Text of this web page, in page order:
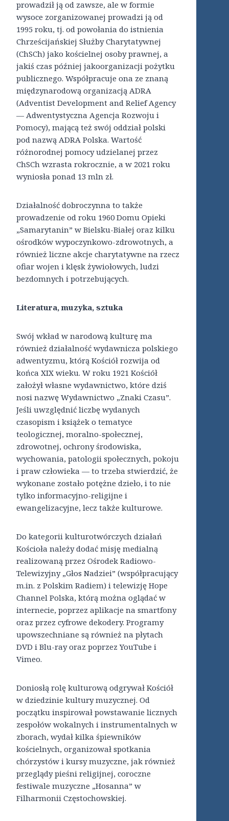
prowadził ją od zawsze, ale w formie
wysoce zorganizowanej prowadzi ją od
1995 roku, tj. od powołania do istnienia
Chrześcijańskiej Służby Charytatywnej
(ChSCh) jako kościelnej osoby prawnej, a
jakiś czas później jakoorganizacji pożytku
publicznego. Współpracuje ona ze znaną
międzynarodową organizacją ADRA
(Adventist Development and Relief Agency
— Adwentystyczna Agencja Rozwoju i
Pomocy), mającą też swój oddział polski
pod nazwą ADRA Polska. Wartość
różnorodnej pomocy udzielanej przez
ChSCh wzrasta rokrocznie, a w 2021 roku
wyniosła ponad 13 mln zł.
Działalność dobroczynna to także
prowadzenie od roku 1960 Domu Opieki
„Samarytanin” w Bielsku-Białej oraz kilku
ośrodków wypoczynkowo-zdrowotnych, a
również liczne akcje charytatywne na rzecz
ofiar wojen i klęsk żywiołowych, ludzi
bezdomnych i potrzebujących.
Literatura, muzyka, sztuka
Swój wkład w narodową kulturę ma
również działalność wydawnicza polskiego
adwentyzmu, którą Kościół rozwija od
końca XIX wieku. W roku 1921 Kościół
założył własne wydawnictwo, które dziś
nosi nazwę Wydawnictwo „Znaki Czasu”.
Jeśli uwzględnić liczbę wydanych
czasopism i książek o tematyce
teologicznej, moralno-społecznej,
zdrowotnej, ochrony środowiska,
wychowania, patologii społecznych, pokoju
i praw człowieka — to trzeba stwierdzić, że
wykonane zostało potężne dzieło, i to nie
tylko informacyjno-religijne i
ewangelizacyjne, lecz także kulturowe.
Do kategorii kulturotwórczych działań
Kościoła należy dodać misję medialną
realizowaną przez Ośrodek Radiowo-
Telewizyjny „Głos Nadziei” (współpracujący
m.in. z Polskim Radiem) i telewizję Hope
Channel Polska, którą można oglądać w
internecie, poprzez aplikacje na smartfony
oraz przez cyfrowe dekodery. Programy
upowszechniane są również na płytach
DVD i Blu-ray oraz poprzez YouTube i
Vimeo.
Doniosłą rolę kulturową odgrywał Kościół
w dziedzinie kultury muzycznej. Od
początku inspirował powstawanie licznych
zespołów wokalnych i instrumentalnych w
zborach, wydał kilka śpiewników
kościelnych, organizował spotkania
chórzystów i kursy muzyczne, jak również
przeglądy pieśni religijnej, coroczne
festiwale muzyczne „Hosanna” w
Filharmonii Częstochowskiej.